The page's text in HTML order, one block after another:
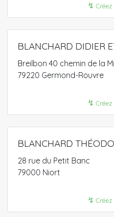
↯
BLANCHARD DIDIER
Breilbon 40 chemin de la
79220 Germond-Rouvre
↯
BLANCHARD
28 rue du Petit Banc
79000 Niort
↯